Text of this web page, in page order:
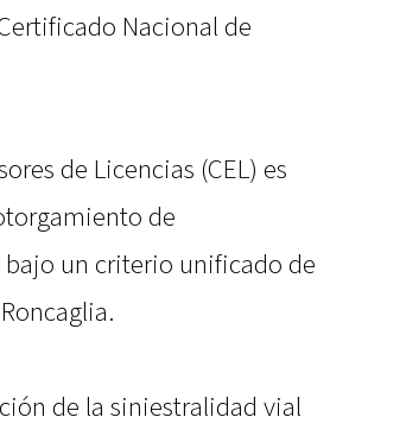
Nacional de
de Licencias (CEL) es
de
un criterio unificado de
de la siniestralidad vial